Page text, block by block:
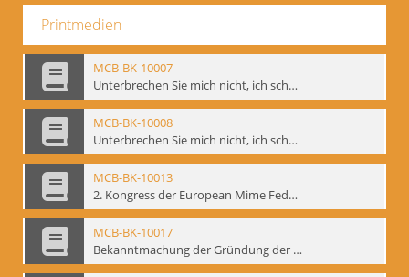
Printmedien
MCB-BK-10007
Unterbrechen Sie mich nicht, ich schweige - interne Signatur: BM-prt-215-f
MCB-BK-10008
Unterbrechen Sie mich nicht, ich schweige - interne Signatur: BM-prt-215-r
MCB-BK-10013
2. Kongress der European Mime Federation: „Rekonstruktion/Innovation“, Berlin Mai 1993 - interne Signatur: BM-prt-221
MCB-BK-10017
Bekanntmachung der Gründung der European Mime Federation - interne Signatur: BM-prt-225